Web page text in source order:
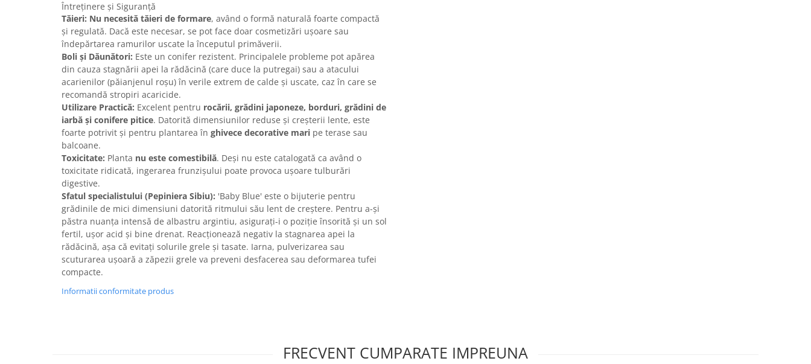
Întreținere și Siguranță
Tăieri: Nu necesită tăieri de formare, având o formă naturală foarte compactă
și regulată. Dacă este necesar, se pot face doar cosmetizări ușoare sau
îndepărtarea ramurilor uscate la începutul primăverii.
Boli și Dăunători: Este un conifer rezistent. Principalele probleme pot apărea
din cauza stagnării apei la rădăcină (care duce la putregai) sau a atacului
acarienilor (păianjenul roșu) în verile extrem de calde și uscate, caz în care se
recomandă stropiri acaricide.
Utilizare Practică: Excelent pentru rocării, grădini japoneze, borduri, grădini de
iarbă și conifere pitice. Datorită dimensiunilor reduse și creșterii lente, este
foarte potrivit și pentru plantarea în ghivece decorative mari pe terase sau
balcoane.
Toxicitate: Planta nu este comestibilă. Deși nu este catalogată ca având o
toxicitate ridicată, ingerarea frunzișului poate provoca ușoare tulburări
digestive.
Sfatul specialistului (Pepiniera Sibiu): 'Baby Blue' este o bijuterie pentru
grădinile de mici dimensiuni datorită ritmului său lent de creștere. Pentru a-și
păstra nuanța intensă de albastru argintiu, asigurați-i o poziție însorită și un sol
fertil, ușor acid și bine drenat. Reacționează negativ la stagnarea apei la
rădăcină, așa că evitați solurile grele și tasate. Iarna, pulverizarea sau
scuturarea ușoară a zăpezii grele va preveni desfacerea sau deformarea tufei
compacte.
Informatii conformitate produs
FRECVENT CUMPARATE IMPREUNA